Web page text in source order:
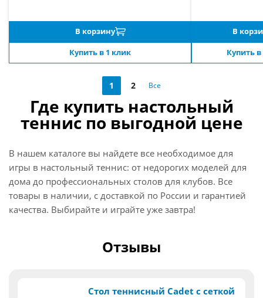
В корзину
Купить в 1 клик
В
Купить
1 2 Все
Где купить настольный
теннис по выгодной цене
В нашем каталоге вы найдете все необходимое для
игры в настольный теннис: от недорогих моделей для
дома до профессиональных столов для клубов. Все
товары в наличии, с доставкой по России и гарантией
качества. Выбирайте и играйте уже завтра!
Отзывы
Стол теннисный Cadet с сеткой